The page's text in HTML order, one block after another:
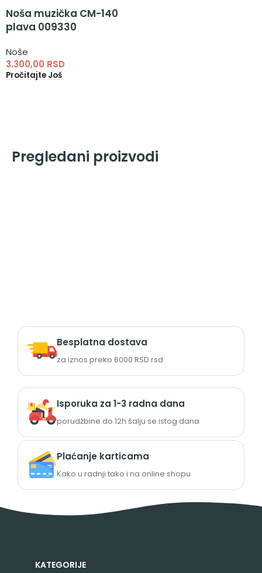
Noša muzička CM-140
plava 009330
Noše
3.300,00 RSD
Pročitajte Još
Pregledani proizvodi
Besplatna dostava
za iznos preko 6000 RSD rsd
Isporuka za 1-3 radna dana
porudžbine do 12h šalju se istog dana
Plaćanje karticama
Kako u radnji tako i na online shopu
KATEGORIJE